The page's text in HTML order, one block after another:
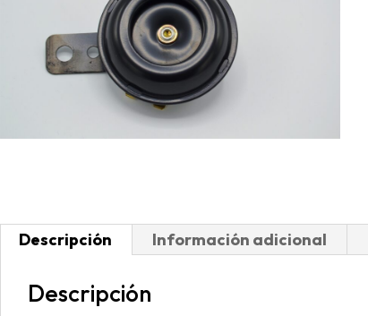
Descripción Información adicional
Descripción